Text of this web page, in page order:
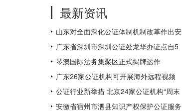
最新资讯
山东对全面深化公证体制机制改革作出安
排部署
广东省深圳市深圳公证处龙华办证点自5
月31日起对外办公
琴澳国际法务集聚区正式揭牌运作
广东26家公证机构可开展海外远程视频
公证，为全国数量最多
公证行业新举措 北京24家公证机构“周末
不打烊
安徽省宿州市泗县知识产权保护公证服务